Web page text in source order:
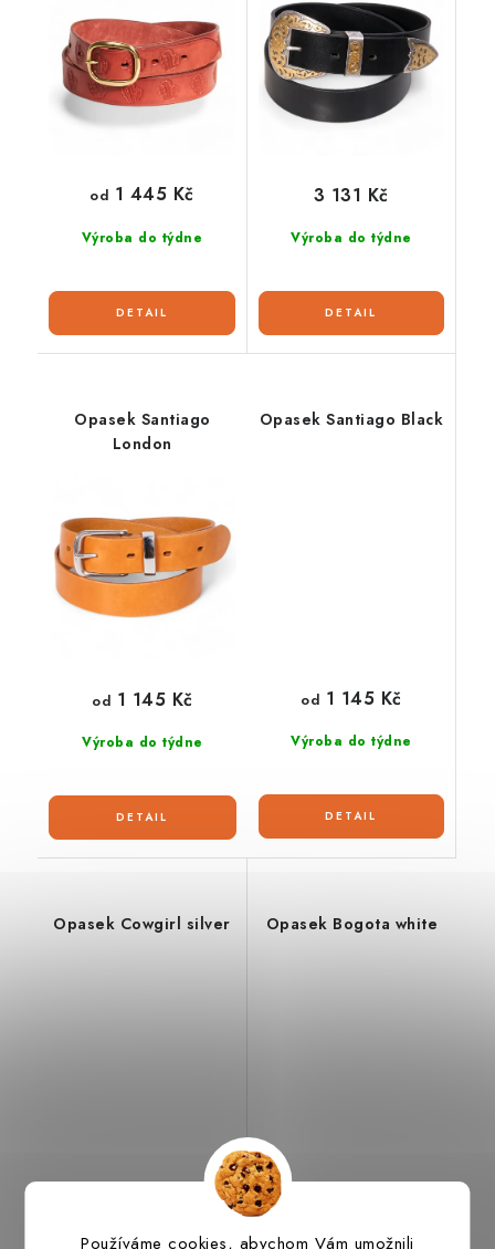
Používáme cookies, abychom Vám umožnili
Výroba do týdne
od 1 445 Kč
Výroba do týdne
3 131 Kč
Opasek Santiago
London
Výroba do týdne
od 1 145 Kč
Opasek Santiago Black
Výroba do týdne
od 1 145 Kč
Opasek Cowgirl silver Opasek Bogota white